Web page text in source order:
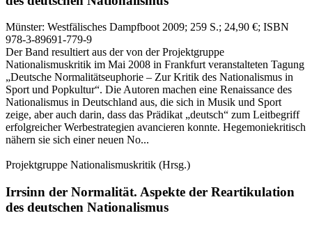
Münster: Westfälisches Dampfboot 2009; 259 S.; 24,90 €; ISBN
978-3-89691-779-9
Der Band resultiert aus der von der Projektgruppe
Nationalismuskritik im Mai 2008 in Frankfurt veranstalteten Tagung
„Deutsche Normalitätseuphorie – Zur Kritik des Nationalismus in
Sport und Popkultur“. Die Autoren machen eine Renaissance des
Nationalismus in Deutschland aus, die sich in Musik und Sport
zeige, aber auch darin, dass das Prädikat „deutsch“ zum Leitbegriff
erfolgreicher Werbestrategien avancieren konnte. Hegemoniekritisch
nähern sie sich einer neuen No...
Projektgruppe Nationalismuskritik (Hrsg.)
Irrsinn der Normalität. Aspekte der Reartikulation
des deutschen Nationalismus